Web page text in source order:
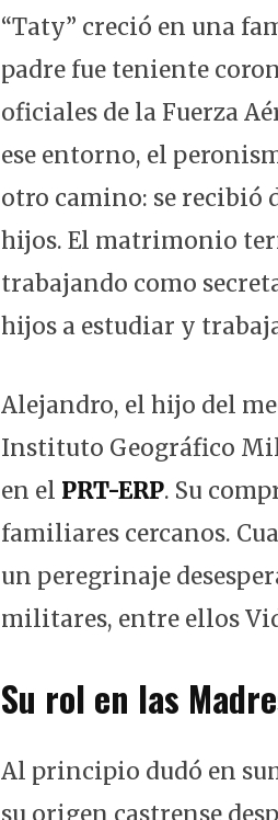
“Taty” creció en una
padre fue teniente
oficiales de la Fuerza
ese entorno, el
otro camino: se recibió
hijos. El matrimonio
trabajando como
hijos a estudiar y
Alejandro, el hijo del
Instituto Geográfico
en el PRT-ERP. Su
familiares cercanos.
un peregrinaje
militares, entre ellos
Su rol en las
Al principio dudó en